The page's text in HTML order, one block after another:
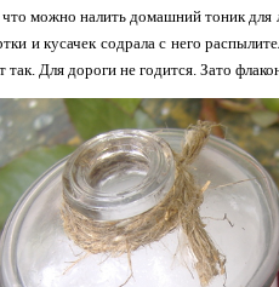
можно налить домашний тоник
и кусачек содрала с него
Для дороги не годится. Зато